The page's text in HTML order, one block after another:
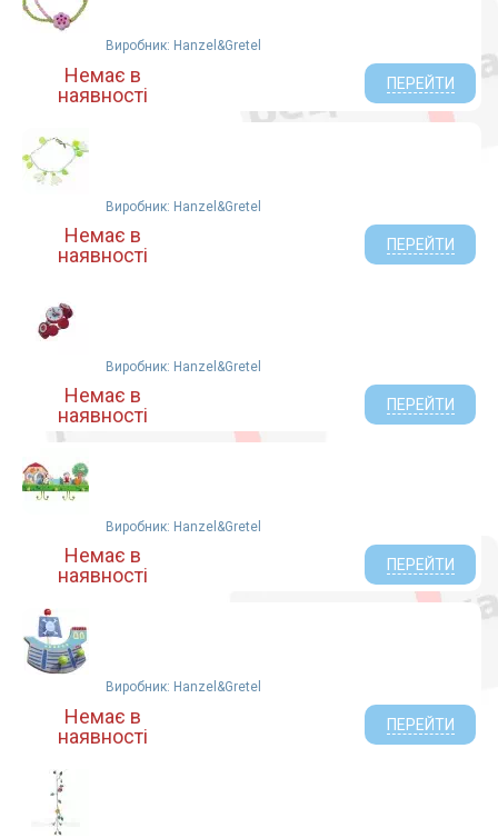
Виробник: Hanzel&Gretel
Немає в
наявності
ПЕРЕЙТИ
Виробник: Hanzel&Gretel
Немає в
наявності
ПЕРЕЙТИ
Виробник: Hanzel&Gretel
Немає в
наявності
ПЕРЕЙТИ
Виробник: Hanzel&Gretel
Немає в
наявності
ПЕРЕЙТИ
Виробник: Hanzel&Gretel
Немає в
наявності
ПЕРЕЙТИ